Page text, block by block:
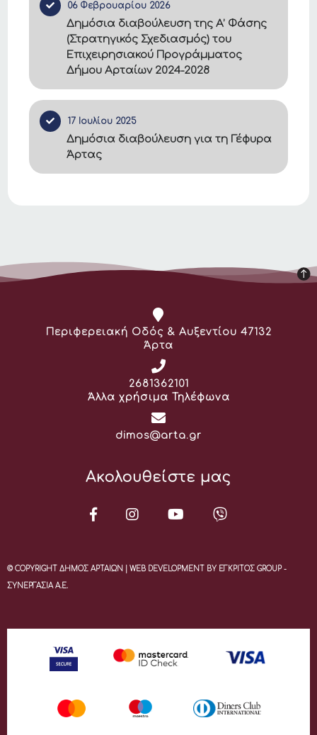
06 Φεβρουαρίου 2026
Δημόσια διαβούλευση της Α’ Φάσης
(Στρατηγικός Σχεδιασμός) του
Επιχειρησιακού Προγράμματος
Δήμου Αρταίων 2024-2028
17 Ιουλίου 2025
Δημόσια διαβούλευση για τη Γέφυρα
Άρτας
Διεύθυνση:
Περιφερειακή Οδός & Αυξεντίου 47132
Άρτα
Τηλέφωνο:
2681362101
Άλλα χρήσιμα Τηλέφωνα
Email:
dimos@arta.gr
Ακολουθείστε μας
© COPYRIGHT ΔΗΜΟΣ ΑΡΤΑΙΩΝ | WEB DEVELOPMENT BY ΕΓΚΡΙΤΟΣ GROUP -
ΣΥΝΕΡΓΑΣΙΑ Α.Ε.